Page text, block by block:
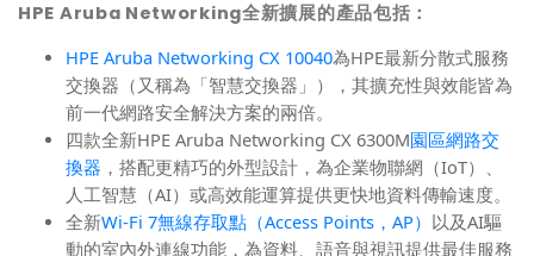
HPE Aruba Networking全新擴展的產品包括 ：
HPE Aruba Networking CX 10040為HPE最新分散式服務
交換器（又稱為「智慧交換器」），其擴充性與效能皆為
前一代網路安全解決方案的兩倍。
四款全新HPE Aruba Networking CX 6300M園區網路交
換器 ，搭配更精巧的外型設計，為企業物聯網（IoT）、
人工智慧（AI）或高效能運算提供更快地資料傳輸速度。
全新Wi-Fi 7無線存取點（Access Points，AP） 以及AI驅
動的室內外連線功能，為資料、語音與視訊提供最佳服務